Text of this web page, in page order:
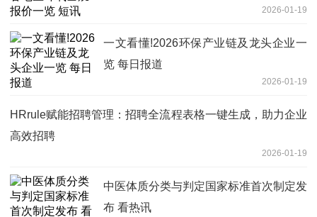
2026-01-19
一文看懂!2026环保产业链及龙头企业一
览 每日报道
2026-01-19
HRrule赋能招聘管理：招聘全流程表格一键生成，助力企业
高效招聘
2026-01-19
中医体质分类与判定国家标准首次制定发
布 看热讯